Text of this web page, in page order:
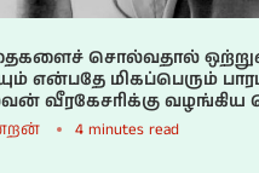
சொல்வதால்
என்பதே மிகப்பெரும்
வீரகேசரிக்கு வழங்கிய
4 minutes read